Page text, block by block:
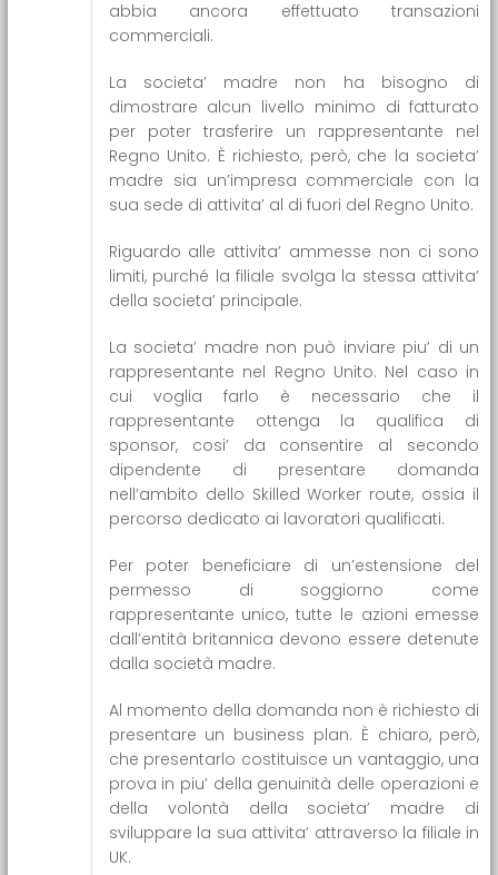
abbia ancora effettuato transazioni
commerciali.
La societa’ madre non ha bisogno di
dimostrare alcun livello minimo di fatturato
per poter trasferire un rappresentante nel
Regno Unito. È richiesto, però, che la societa’
madre sia un’impresa commerciale con la
sua sede di attivita’ al di fuori del Regno Unito.
Riguardo alle attivita’ ammesse non ci sono
limiti, purché la filiale svolga la stessa attivita’
della societa’ principale.
La societa’ madre non può inviare piu’ di un
rappresentante nel Regno Unito. Nel caso in
cui voglia farlo è necessario che il
rappresentante ottenga la qualifica di
sponsor, cosi’ da consentire al secondo
dipendente di presentare domanda
nell’ambito dello Skilled Worker route, ossia il
percorso dedicato ai lavoratori qualificati.
Per poter beneficiare di un’estensione del
permesso di soggiorno come
rappresentante unico, tutte le azioni emesse
dall’entità britannica devono essere detenute
dalla società madre.
Al momento della domanda non è richiesto di
presentare un business plan. È chiaro, però,
che presentarlo costituisce un vantaggio, una
prova in piu’ della genuinità delle operazioni e
della volontà della societa’ madre di
sviluppare la sua attivita’ attraverso la filiale in
UK.